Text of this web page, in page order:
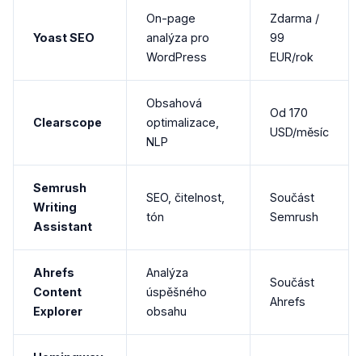
Yoast SEO
On-page
analýza pro
WordPress
Zdarma /
99
EUR/rok
Clearscope
Obsahová
optimalizace,
NLP
Od 170
USD/měsíc
Semrush
Writing
Assistant
SEO, čitelnost,
tón
Součást
Semrush
Ahrefs
Content
Explorer
Analýza
úspěšného
obsahu
Součást
Ahrefs